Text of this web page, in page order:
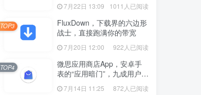
7月22日 13:09 1011人已阅读
FluxDown，下载界的六边形
战士，直接跑满你的带宽
7月20日 12:00 922人已阅读
TOP3
微思应用商店App，安卓手
表的“应用暗门”，九成用户还
没发现
7月14日 11:25 872人已阅读
TOP4